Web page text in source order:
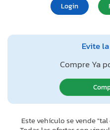
Login
Evite
Compre Ya
Este vehículo se vende